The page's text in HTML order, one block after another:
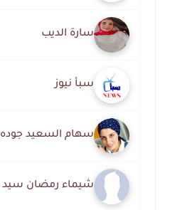
سارة الديب
سبأ نيوز
سهام السعيد جوده
شيماء رمضان سيد